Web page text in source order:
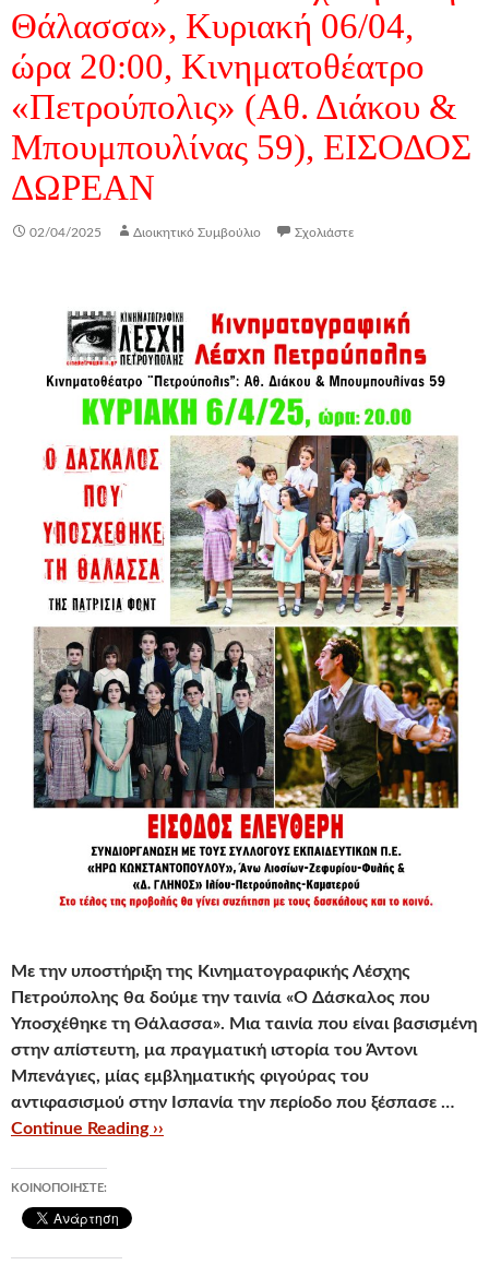
Θάλασσα», Κυριακή 06/04,
ώρα 20:00, Κινηματοθέατρο
«Πετρούπολις» (Aθ. Διάκου &
Μπουμπουλίνας 59), ΕΙΣΟΔΟΣ
ΔΩΡΕΑΝ
02/04/2025 Διοικητικό Συμβούλιο Σχολιάστε
Με την υποστήριξη της Κινηματογραφικής Λέσχης
Πετρούπολης θα δούμε την ταινία «Ο Δάσκαλος που
Υποσχέθηκε τη Θάλασσα». Μια ταινία που είναι βασισμένη
στην απίστευτη, μα πραγματική ιστορία του Άντονι
Μπενάγιες, μίας εμβληματικής φιγούρας του
αντιφασισμού στην Ισπανία την περίοδο που ξέσπασε …
Continue Reading ››
ΚΟΙΝΟΠΟΙΉΣΤΕ: